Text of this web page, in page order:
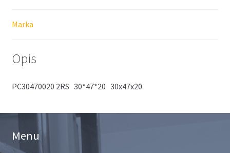
Marka
Opis
PC30470020 2RS 30*47*20 30x47x20
Menu